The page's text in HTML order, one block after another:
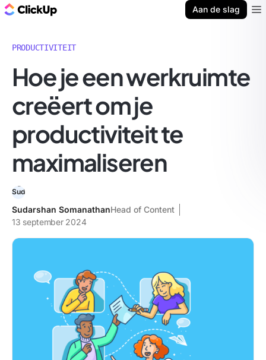
Aan de slag
PRODUCTIVITEIT
Hoe je een werkruimte
creëert om je
productiviteit te
maximaliseren
Sudarshan SomanathanHead of Content
13 september 2024